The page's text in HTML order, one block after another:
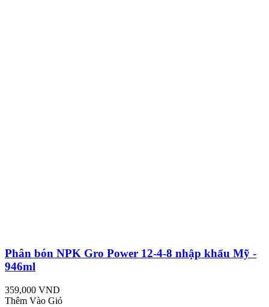
Phân bón NPK Gro Power 12-4-8 nhập khẩu Mỹ -
946ml
359,000 VND
Thêm Vào Giỏ